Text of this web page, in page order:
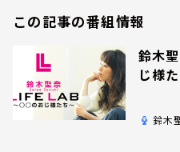
この記事の番組情報
鈴木
じ様
鈴木